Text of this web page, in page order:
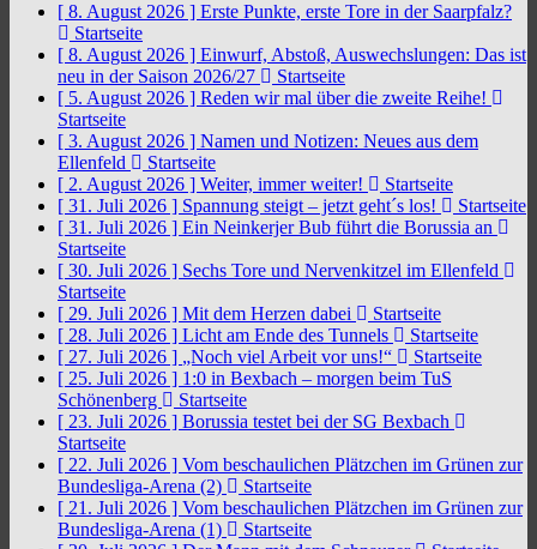
[ 8. August 2026 ] Erste Punkte, erste Tore in der Saarpfalz?
Startseite
[ 8. August 2026 ] Einwurf, Abstoß, Auswechslungen: Das ist
neu in der Saison 2026/27
Startseite
[ 5. August 2026 ] Reden wir mal über die zweite Reihe!
Startseite
[ 3. August 2026 ] Namen und Notizen: Neues aus dem
Ellenfeld
Startseite
[ 2. August 2026 ] Weiter, immer weiter!
Startseite
[ 31. Juli 2026 ] Spannung steigt – jetzt geht´s los!
Startseite
[ 31. Juli 2026 ] Ein Neinkerjer Bub führt die Borussia an
Startseite
[ 30. Juli 2026 ] Sechs Tore und Nervenkitzel im Ellenfeld
Startseite
[ 29. Juli 2026 ] Mit dem Herzen dabei
Startseite
[ 28. Juli 2026 ] Licht am Ende des Tunnels
Startseite
[ 27. Juli 2026 ] „Noch viel Arbeit vor uns!“
Startseite
[ 25. Juli 2026 ] 1:0 in Bexbach – morgen beim TuS
Schönenberg
Startseite
[ 23. Juli 2026 ] Borussia testet bei der SG Bexbach
Startseite
[ 22. Juli 2026 ] Vom beschaulichen Plätzchen im Grünen zur
Bundesliga-Arena (2)
Startseite
[ 21. Juli 2026 ] Vom beschaulichen Plätzchen im Grünen zur
Bundesliga-Arena (1)
Startseite